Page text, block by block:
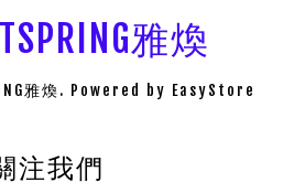
雅煥
雅煥. Powered by EasyStore
注我們